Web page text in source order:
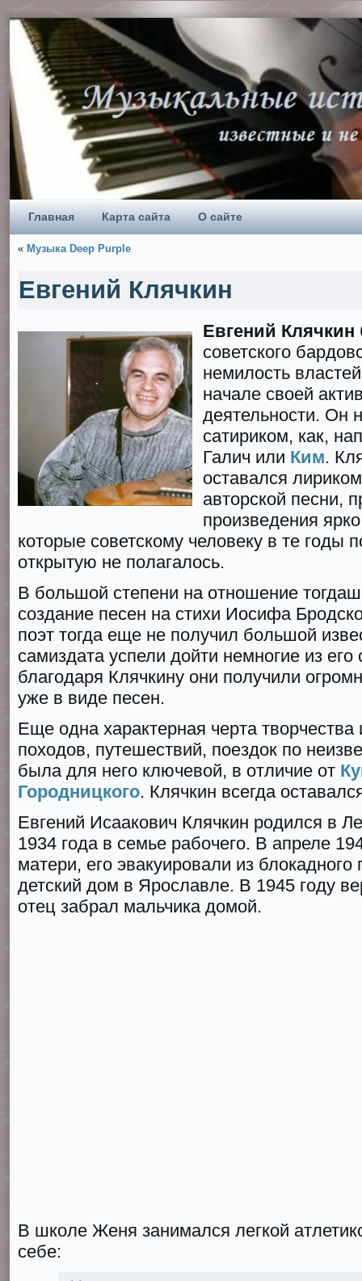
Главная Карта сайта О сайте
« Музыка Deep Purple
Евгений Клячкин
Евгений Клячкин
советского
немилость
начале своей
деятельности. Он
сатириком, как,
Галич или Ким.
оставался
авторской песни,
произведения
которые советскому человеку в те годы
открытую не полагалось.
В большой степени на отношение
создание песен на стихи Иосифа
поэт тогда еще не получил большой
самиздата успели дойти немногие из
благодаря Клячкину они получили
уже в виде песен.
Еще одна характерная черта творчества
походов, путешествий, поездок по
была для него ключевой, в отличие от
Городницкого. Клячкин всегда
Евгений Исаакович Клячкин родился в
1934 года в семье рабочего. В апреле
матери, его эвакуировали из блокадного
детский дом в Ярославле. В 1945 году
отец забрал мальчика домой.
В школе Женя занимался легкой
себе: